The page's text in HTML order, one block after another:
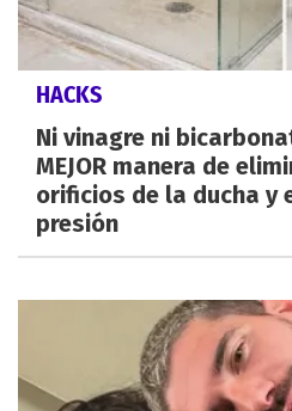
HACKS
Ni vinagre ni
MEJOR manera de
orificios de la ducha y
presión